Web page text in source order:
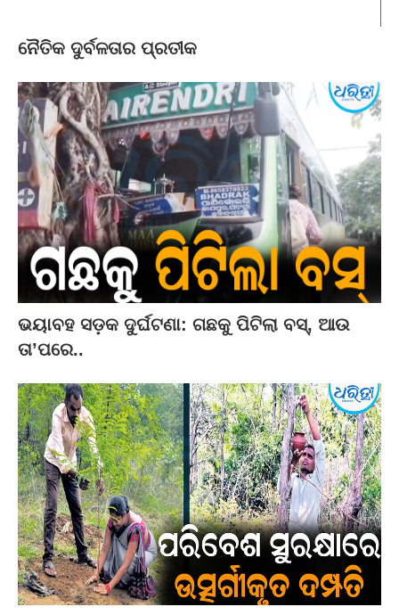
ନୈତିକ ଦୁର୍ବଳତାର ପ୍ରତୀକ
ଭୟାବହ ସଡ଼କ ଦୁର୍ଘଟଣା: ଗଛକୁ ପିଟିଲା ବସ୍‌, ଆଉ
ତା’ପରେ..